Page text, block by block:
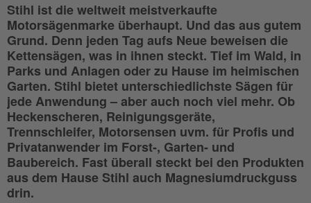
Stihl ist die weltweit meistverkaufte
Motorsägenmarke überhaupt. Und das aus gutem
Grund. Denn jeden Tag aufs Neue beweisen die
Kettensägen, was in ihnen steckt. Tief im Wald, in
Parks und Anlagen oder zu Hause im heimischen
Garten. Stihl bietet unterschiedlichste Sägen für
jede Anwendung – aber auch noch viel mehr. Ob
Heckenscheren, Reinigungsgeräte,
Trennschleifer, Motorsensen uvm. für Profis und
Privatanwender im Forst-, Garten- und
Baubereich. Fast überall steckt bei den Produkten
aus dem Hause Stihl auch Magnesiumdruckguss
drin.